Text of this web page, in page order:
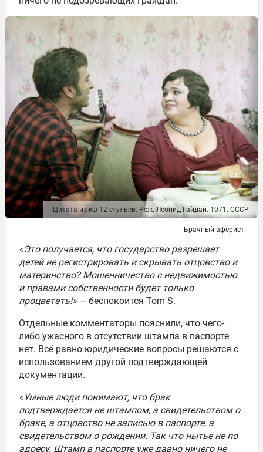
Цитата из кф 12 стульев. Реж. Леонид Гайдай. 1971. СССР
Брачный аферист
«Это получается, что государство разрешает
детей не регистрировать и скрывать отцовство и
материнство? Мошенничество с недвижимостью
и правами собственности будет только
процветать!» — беспокоится Tom S.
Отдельные комментаторы пояснили, что чего-
либо ужасного в отсутствии штампа в паспорте
нет. Всё равно юридические вопросы решаются с
использованием другой подтверждающей
документации.
«Умные люди понимают, что брак
подтверждается не штампом, а свидетельством о
браке, а отцовство не записью в паспорте, а
свидетельством о рождении. Так что нытьё не по
адресу. Штамп в паспорте уже давно ничего не